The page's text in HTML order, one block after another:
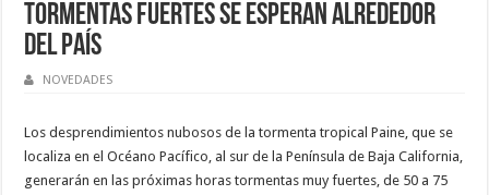
Tormentas fuertes se esperan alrededor
del país
NOVEDADES
Los desprendimientos nubosos de la tormenta tropical Paine, que se
localiza en el Océano Pacífico, al sur de la Península de Baja California,
generarán en las próximas horas tormentas muy fuertes, de 50 a 75